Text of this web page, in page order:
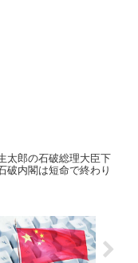
太郎の石破総理大臣下
破内閣は短命で終わり